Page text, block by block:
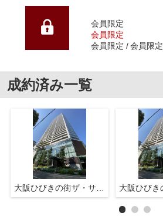
会員限定
会員限定
会員限定
会員限定
成約済み一覧
大阪ひびきの街ザ・サンクタスタワー